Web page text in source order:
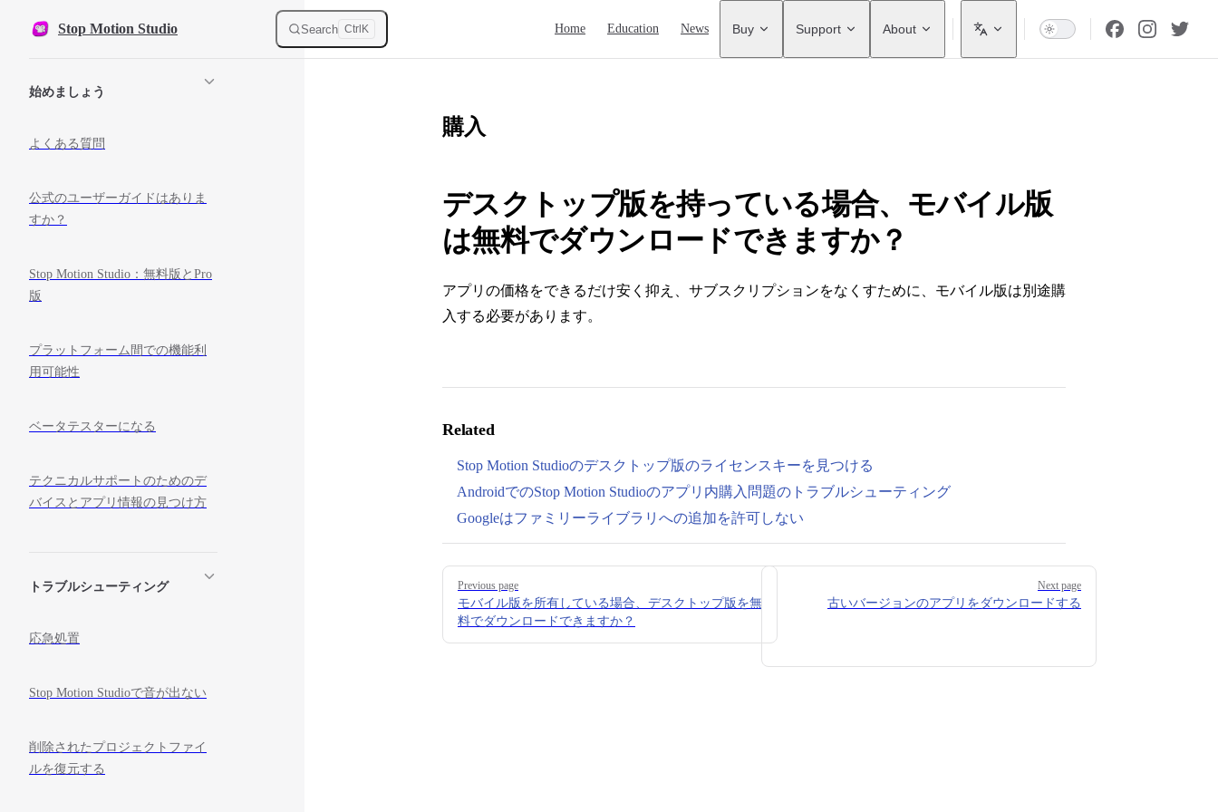
Skip to content
Stop Motion Studio Search Ctrl K Home Education News Buy Support About
始めましょう
よくある質問
公式のユーザーガイドはありま
すか？
Stop Motion Studio：無料版とPro
版
プラットフォーム間での機能利
用可能性
ベータテスターになる
テクニカルサポートのためのデ
バイスとアプリ情報の見つけ方
トラブルシューティング
応急処置
Stop Motion Studioで音が出ない
削除されたプロジェクトファイ
ルを復元する
購入
デスクトップ版を持っている場合、モバイル版
は無料でダウンロードできますか？
アプリの価格をできるだけ安く抑え、サブスクリプションをなくすために、モバイル版は別途購
入する必要があります。
Related
Stop Motion Studioのデスクトップ版のライセンスキーを見つける
AndroidでのStop Motion Studioのアプリ内購入問題のトラブルシューティング
Googleはファミリーライブラリへの追加を許可しない
Pager
Previous page
モバイル版を所有している場合、デスクトップ版を無
料でダウンロードできますか？
Next page
古いバージョンのアプリをダウンロードする